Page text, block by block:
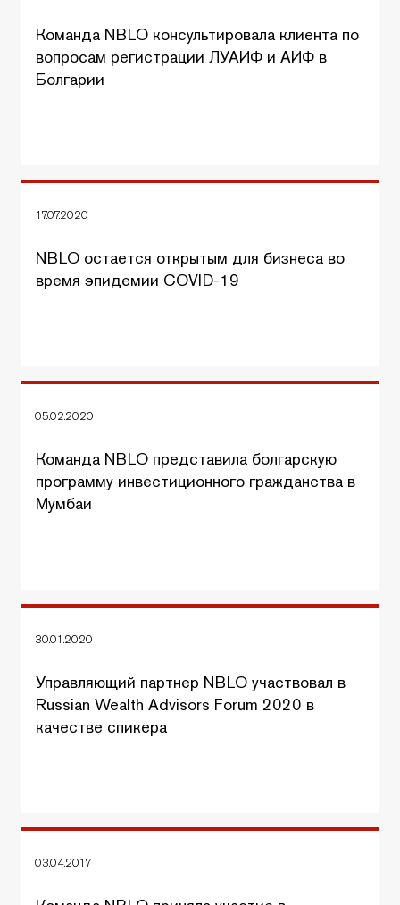
Команда NBLO консультировала клиента по
вопросам регистрации ЛУАИФ и АИФ в
Болгарии
17.07.2020
NBLO остается открытым для бизнеса во
время эпидемии COVID-19
05.02.2020
Команда NBLO представила болгарскую
программу инвестиционного гражданства в
Мумбаи
30.01.2020
Управляющий партнер NBLO участвовал в
Russian Wealth Advisors Forum 2020 в
качестве спикера
03.04.2017